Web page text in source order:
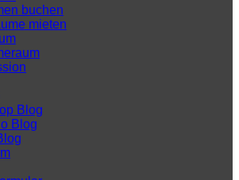
buchen
mieten
Blog
Blog